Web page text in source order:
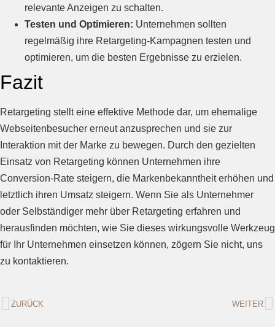
relevante Anzeigen zu schalten.
Testen und Optimieren: Unternehmen sollten
regelmäßig ihre Retargeting-Kampagnen testen und
optimieren, um die besten Ergebnisse zu erzielen.
Fazit
Retargeting stellt eine effektive Methode dar, um ehemalige
Webseitenbesucher erneut anzusprechen und sie zur
Interaktion mit der Marke zu bewegen. Durch den gezielten
Einsatz von Retargeting können Unternehmen ihre
Conversion-Rate steigern, die Markenbekanntheit erhöhen und
letztlich ihren Umsatz steigern. Wenn Sie als Unternehmer
oder Selbständiger mehr über Retargeting erfahren und
herausfinden möchten, wie Sie dieses wirkungsvolle Werkzeug
für Ihr Unternehmen einsetzen können, zögern Sie nicht, uns
zu kontaktieren.
ZURÜCK WEITER